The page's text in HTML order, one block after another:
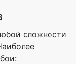
сложности